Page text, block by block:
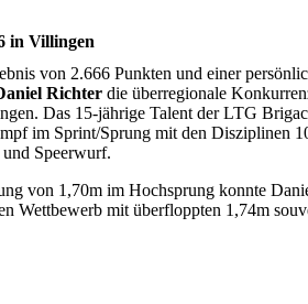
in Villingen
von 2.666 Punkten und einer
Richter die überregionale
Das 15-jährige Talent der LTG
im Sprint/Sprung mit den Disziplinen
Speerwurf.
von 1,70m im Hochsprung konnte
Wettbewerb mit überfloppten 1,74m